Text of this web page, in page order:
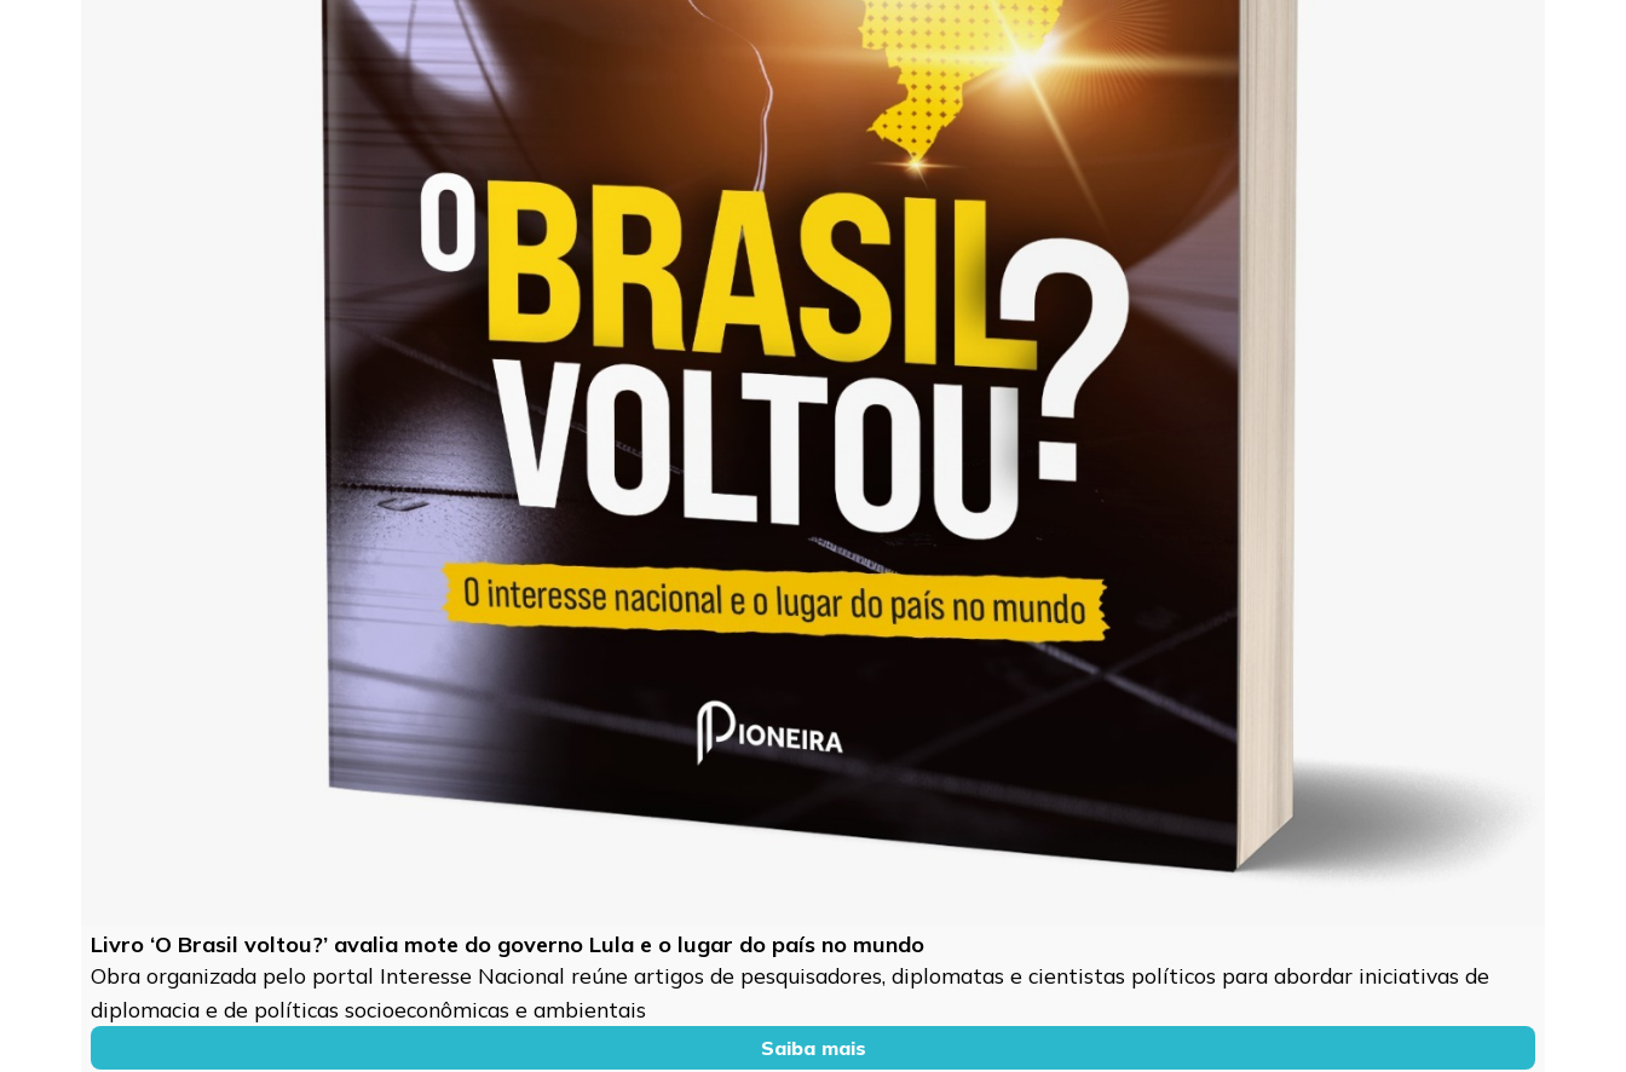
Livro ‘O Brasil voltou?’ avalia mote do governo Lula e o lugar do país no mundo
Obra organizada pelo portal Interesse Nacional reúne artigos de pesquisadores, diplomatas e cientistas políticos para abordar iniciativas de
diplomacia e de políticas socioeconômicas e ambientais
Saiba mais